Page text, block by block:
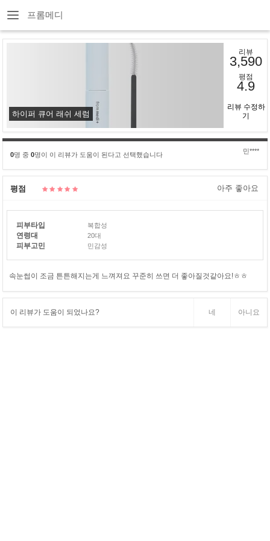
프롬메디
하이퍼 큐어 래쉬 세럼
리뷰
3,590
평점
4.9
리뷰 수정하
기
0명 중 0명이 이 리뷰가 도움이 된다고 선택했습니다 민****
평점 아주 좋아요
피부타입 복합성
연령대 20대
피부고민 민감성
속눈썹이 조금 튼튼해지는게 느껴져요 꾸준히 쓰면 더 좋아질것같아요!ㅎㅎ
이 리뷰가 도움이 되었나요? 네 아니요